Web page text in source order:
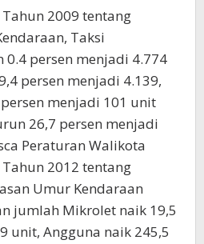
2009 tentang
Taksi
persen menjadi 4.774
persen menjadi 4.139,
menjadi 101 unit
26,7 persen menjadi
Peraturan Walikota
2012 tentang
Umur Kendaraan
jumlah Mikrolet naik 19,5
unit, Angguna naik 245,5